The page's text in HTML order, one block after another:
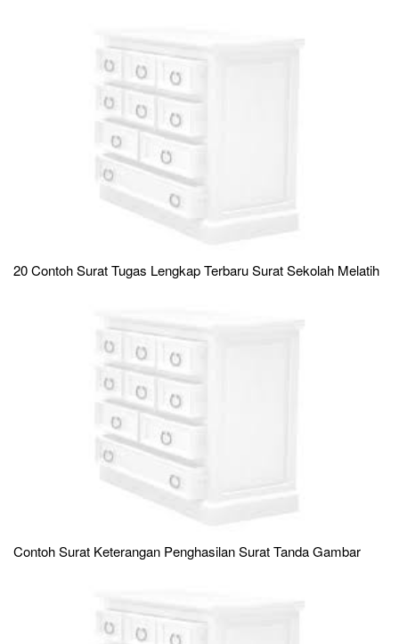
20 Contoh Surat Tugas Lengkap Terbaru Surat Sekolah Melatih
Contoh Surat Keterangan Penghasilan Surat Tanda Gambar